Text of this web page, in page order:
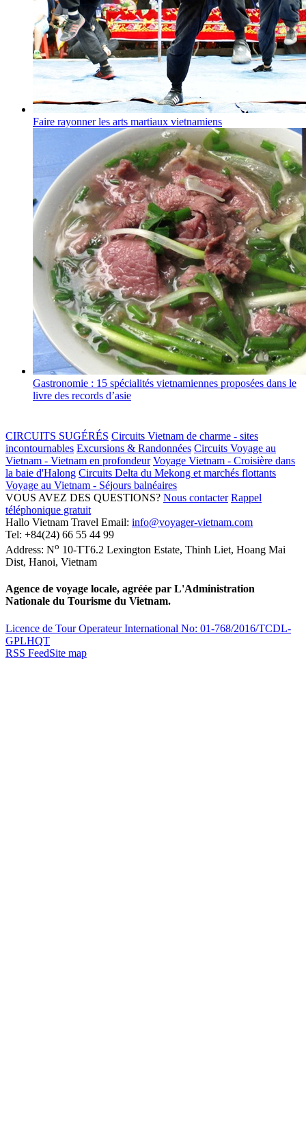
Faire rayonner les arts martiaux vietnamiens
Gastronomie : 15 spécialités vietnamiennes proposées dans le
livre des records d’asie
CIRCUITS SUGÉRÉS Circuits Vietnam de charme - sites
incontournables Excursions & Randonnées Circuits Voyage au
Vietnam - Vietnam en profondeur Voyage Vietnam - Croisière dans
la baie d'Halong Circuits Delta du Mekong et marchés flottants
Voyage au Vietnam - Séjours balnéaires
VOUS AVEZ DES QUESTIONS? Nous contacter Rappel
téléphonique gratuit
Hallo Vietnam Travel Email: info@voyager-vietnam.com
Tel: +84(24) 66 55 44 99
Address: No 10-TT6.2 Lexington Estate, Thinh Liet, Hoang Mai
Dist, Hanoi, Vietnam
Agence de voyage locale, agréée par L'Administration
Nationale du Tourisme du Vietnam.
Licence de Tour Operateur International No: 01-768/2016/TCDL-
GPLHQT
RSS FeedSite map